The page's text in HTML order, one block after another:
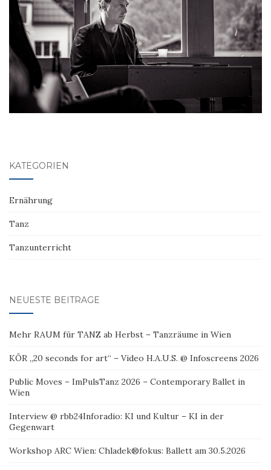
KATEGORIEN
Ernährung
Tanz
Tanzunterricht
NEUESTE BEITRÄGE
Mehr RAUM für TANZ ab Herbst – Tanzräume in Wien
KÖR „20 seconds for art“ – Video H.A.U.S. @ Infoscreens 2026
Public Moves – ImPulsTanz 2026 – Contemporary Ballet in
Wien
Interview @ rbb24Inforadio: KI und Kultur – KI in der
Gegenwart
Workshop ARC Wien: Chladek®fokus: Ballett am 30.5.2026